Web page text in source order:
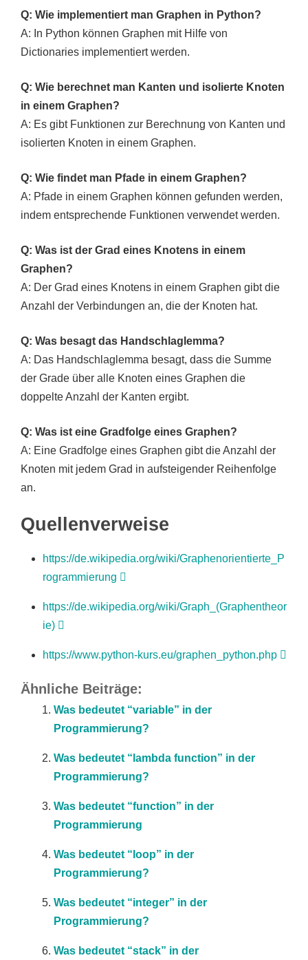
Q: Wie implementiert man Graphen in Python?
A: In Python können Graphen mit Hilfe von
Dictionaries implementiert werden.
Q: Wie berechnet man Kanten und isolierte Knoten
in einem Graphen?
A: Es gibt Funktionen zur Berechnung von Kanten und
isolierten Knoten in einem Graphen.
Q: Wie findet man Pfade in einem Graphen?
A: Pfade in einem Graphen können gefunden werden,
indem entsprechende Funktionen verwendet werden.
Q: Was ist der Grad eines Knotens in einem
Graphen?
A: Der Grad eines Knotens in einem Graphen gibt die
Anzahl der Verbindungen an, die der Knoten hat.
Q: Was besagt das Handschlaglemma?
A: Das Handschlaglemma besagt, dass die Summe
der Grade über alle Knoten eines Graphen die
doppelte Anzahl der Kanten ergibt.
Q: Was ist eine Gradfolge eines Graphen?
A: Eine Gradfolge eines Graphen gibt die Anzahl der
Knoten mit jedem Grad in aufsteigender Reihenfolge
an.
Quellenverweise
https://de.wikipedia.org/wiki/Graphenorientierte_P
rogrammierung
https://de.wikipedia.org/wiki/Graph_(Graphentheor
ie)
https://www.python-kurs.eu/graphen_python.php
Ähnliche Beiträge:
Was bedeutet “variable” in der
Programmierung?
Was bedeutet “lambda function” in der
Programmierung?
Was bedeutet “function” in der
Programmierung
Was bedeutet “loop” in der
Programmierung?
Was bedeutet “integer” in der
Programmierung?
Was bedeutet “stack” in der